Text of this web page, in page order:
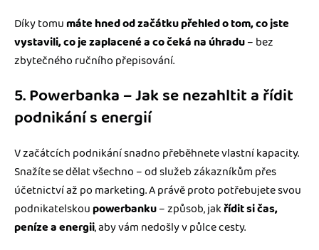
Díky tomumáte hned od začátku přehled o tom, co jste
vystavili, co je zaplacené a co čeká na úhradu– bez
zbytečného ručního přepisování.
5. Powerbanka – Jak se nezahltit a řídit
podnikání s energií
V začátcích podnikání snadno přeběhnete vlastní kapacity.
Snažíte se dělat všechno – od služeb zákazníkům přes
účetnictví až po marketing. A právě proto potřebujete svou
podnikatelskoupowerbanku– způsob, jakřídit si čas,
peníze a energii, aby vám nedošly v půlce cesty.